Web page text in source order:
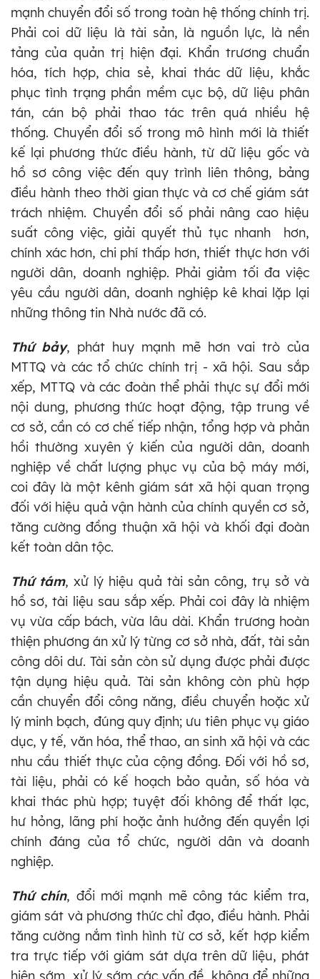
mạnh chuyển đổi số trong toàn hệ thống chính trị.
Phải coi dữ liệu là tài sản, là nguồn lực, là nền
tảng của quản trị hiện đại. Khẩn trương chuẩn
hóa, tích hợp, chia sẻ, khai thác dữ liệu, khắc
phục tình trạng phần mềm cục bộ, dữ liệu phân
tán, cán bộ phải thao tác trên quá nhiều hệ
thống. Chuyển đổi số trong mô hình mới là thiết
kế lại phương thức điều hành, từ dữ liệu gốc và
hồ sơ công việc đến quy trình liên thông, bảng
điều hành theo thời gian thực và cơ chế giám sát
trách nhiệm. Chuyển đổi số phải nâng cao hiệu
suất công việc, giải quyết thủ tục nhanh hơn,
chính xác hơn, chi phí thấp hơn, thiết thực hơn với
người dân, doanh nghiệp. Phải giảm tối đa việc
yêu cầu người dân, doanh nghiệp kê khai lặp lại
những thông tin Nhà nước đã có.
Thứ bảy, phát huy mạnh mẽ hơn vai trò của
MTTQ và các tổ chức chính trị - xã hội. Sau sắp
xếp, MTTQ và các đoàn thể phải thực sự đổi mới
nội dung, phương thức hoạt động, tập trung về
cơ sở, cần có cơ chế tiếp nhận, tổng hợp và phản
hồi thường xuyên ý kiến của người dân, doanh
nghiệp về chất lượng phục vụ của bộ máy mới,
coi đây là một kênh giám sát xã hội quan trọng
đối với hiệu quả vận hành của chính quyền cơ sở,
tăng cường đồng thuận xã hội và khối đại đoàn
kết toàn dân tộc.
Thứ tám, xử lý hiệu quả tài sản công, trụ sở và
hồ sơ, tài liệu sau sắp xếp. Phải coi đây là nhiệm
vụ vừa cấp bách, vừa lâu dài. Khẩn trương hoàn
thiện phương án xử lý từng cơ sở nhà, đất, tài sản
công dôi dư. Tài sản còn sử dụng được phải được
tận dụng hiệu quả. Tài sản không còn phù hợp
cần chuyển đổi công năng, điều chuyển hoặc xử
lý minh bạch, đúng quy định; ưu tiên phục vụ giáo
dục, y tế, văn hóa, thể thao, an sinh xã hội và các
nhu cầu thiết thực của cộng đồng. Đối với hồ sơ,
tài liệu, phải có kế hoạch bảo quản, số hóa và
khai thác phù hợp; tuyệt đối không để thất lạc,
hư hỏng, lãng phí hoặc ảnh hưởng đến quyền lợi
chính đáng của tổ chức, người dân và doanh
nghiệp.
Thứ chín, đổi mới mạnh mẽ công tác kiểm tra,
giám sát và phương thức chỉ đạo, điều hành. Phải
tăng cường nắm tình hình từ cơ sở, kết hợp kiểm
tra trực tiếp với giám sát dựa trên dữ liệu, phát
hiện sớm, xử lý sớm các vấn đề, không để những